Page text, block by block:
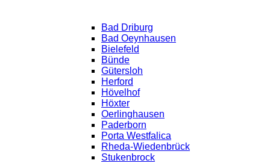
Bad Driburg
Bad Oeynhausen
Bielefeld
Bünde
Gütersloh
Herford
Hövelhof
Höxter
Oerlinghausen
Paderborn
Porta Westfalica
Rheda-Wiedenbrück
Stukenbrock